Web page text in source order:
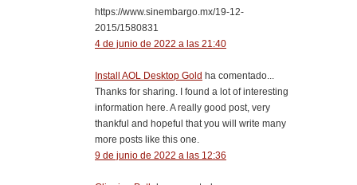
https://www.sinembargo.mx/19-12-
2015/1580831
4 de junio de 2022 a las 21:40
Install AOL Desktop Gold ha comentado...
Thanks for sharing. I found a lot of interesting
information here. A really good post, very
thankful and hopeful that you will write many
more posts like this one.
9 de junio de 2022 a las 12:36